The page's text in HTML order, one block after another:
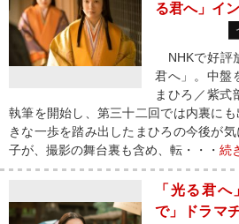
る君へ」イ
NHKで好評
君へ」。中盤
まひろ／紫式
執筆を開始し、第三十二回では内裏に
きな一歩を踏み出したまひろの今後が
子が、撮影の舞台裏も含め、転・・・ 続
「光る君
で」ドラマ